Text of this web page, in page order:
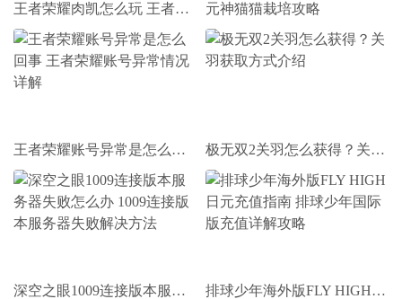
王者荣耀肉凯怎么玩 王者荣耀肉凯玩法思路是什么 元神猫猫栽培攻略
王者荣耀账号异常是怎么回事 王者荣耀账号异常情况详解 极无双2关羽怎么获得？关羽获取方式介绍
深空之眼1009连接版本服务器失败怎么办 1009连接版本服务器失败解决方法 排球少年海外版FLY HIGH日元充值指南 排球少年国际版充值详解攻略